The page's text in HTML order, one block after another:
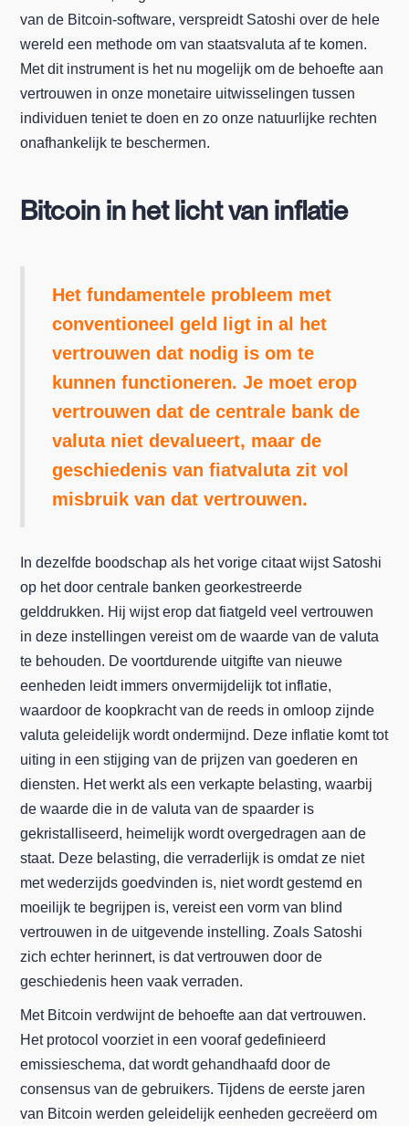
van de Bitcoin-software, verspreidt Satoshi over de hele
wereld een methode om van staatsvaluta af te komen.
Met dit instrument is het nu mogelijk om de behoefte aan
vertrouwen in onze monetaire uitwisselingen tussen
individuen teniet te doen en zo onze natuurlijke rechten
onafhankelijk te beschermen.
Bitcoin in het licht van inflatie
Het fundamentele probleem met
conventioneel geld ligt in al het
vertrouwen dat nodig is om te
kunnen functioneren. Je moet erop
vertrouwen dat de centrale bank de
valuta niet devalueert, maar de
geschiedenis van fiatvaluta zit vol
misbruik van dat vertrouwen.
In dezelfde boodschap als het vorige citaat wijst Satoshi
op het door centrale banken georkestreerde
gelddrukken. Hij wijst erop dat fiatgeld veel vertrouwen
in deze instellingen vereist om de waarde van de valuta
te behouden. De voortdurende uitgifte van nieuwe
eenheden leidt immers onvermijdelijk tot inflatie,
waardoor de koopkracht van de reeds in omloop zijnde
valuta geleidelijk wordt ondermijnd. Deze inflatie komt tot
uiting in een stijging van de prijzen van goederen en
diensten. Het werkt als een verkapte belasting, waarbij
de waarde die in de valuta van de spaarder is
gekristalliseerd, heimelijk wordt overgedragen aan de
staat. Deze belasting, die verraderlijk is omdat ze niet
met wederzijds goedvinden is, niet wordt gestemd en
moeilijk te begrijpen is, vereist een vorm van blind
vertrouwen in de uitgevende instelling. Zoals Satoshi
zich echter herinnert, is dat vertrouwen door de
geschiedenis heen vaak verraden.
Met Bitcoin verdwijnt de behoefte aan dat vertrouwen.
Het protocol voorziet in een vooraf gedefinieerd
emissieschema, dat wordt gehandhaafd door de
consensus van de gebruikers. Tijdens de eerste jaren
van Bitcoin werden geleidelijk eenheden gecreëerd om